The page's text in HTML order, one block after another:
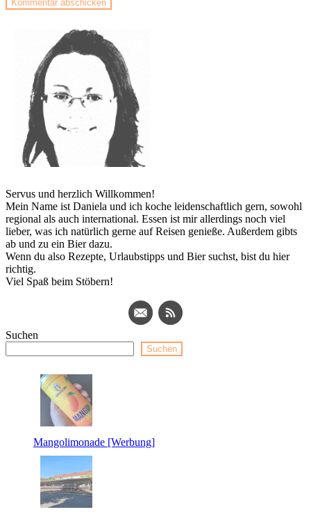
Servus und herzlich Willkommen!
Mein Name ist Daniela und ich koche leidenschaftlich gern, sowohl
regional als auch international. Essen ist mir allerdings noch viel
lieber, was ich natürlich gerne auf Reisen genieße. Außerdem gibts
ab und zu ein Bier dazu.
Wenn du also Rezepte, Urlaubstipps und Bier suchst, bist du hier
richtig.
Viel Spaß beim Stöbern!
Suchen
Suchen
Mangolimonade [Werbung]